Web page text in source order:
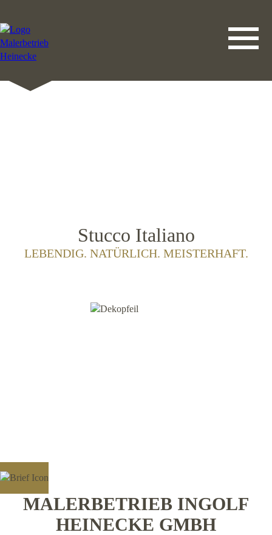
Stucco Italiano
LEBENDIG. NATÜRLICH. MEISTERHAFT.
MALERBETRIEB INGOLF
HEINECKE GMBH